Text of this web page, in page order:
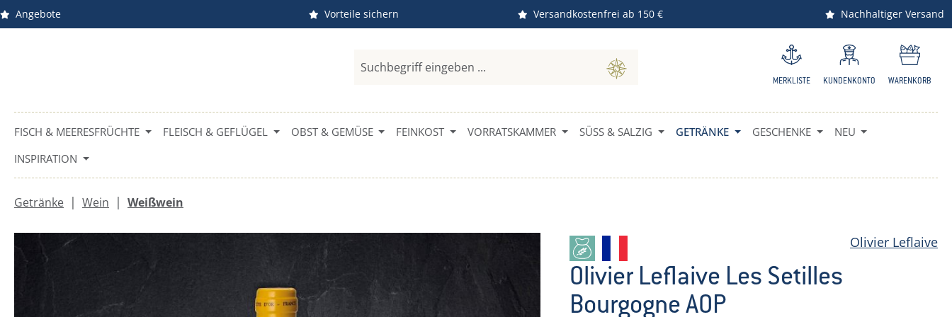
Hauptinhalt springen
Zur Suche springen
Zur Hauptnavigation springen
Angebote Vorteile sichern Versandkostenfrei ab 150 € Nachhaltiger Versand
MERKLISTE KUNDENKONTO WARENKORB
FISCH & MEERESFRÜCHTE FLEISCH & GEFLÜGEL OBST & GEMÜSE FEINKOST VORRATSKAMMER SÜSS & SALZIG GETRÄNKE GESCHENKE
NEU
INSPIRATION
Getränke | Wein | Weißwein
Bildergalerie überspringen Olivier Leflaive
Olivier Leflaive Les Setilles
Bourgogne AOP